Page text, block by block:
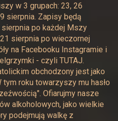
w 3 grupach: 23, 26
sierpnia. Zapisy będą
po każdej Mszy
sierpnia po wieczornej
na Facebooku Instagramie i
- czyli TUTAJ.
obchodzony jest jako
roku towarzyszy mu hasło
Ofiarujmy nasze
alkoholowych, jako wielkie
podejmują walkę z